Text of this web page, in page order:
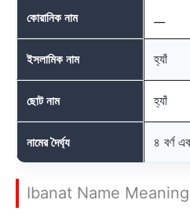
কোরানিক নাম
ইসলামিক নাম হ্যাঁ
ছোট নাম হ্যাঁ
নামের দৈর্ঘ্য ৪ বর্ণ
Ibanat Name